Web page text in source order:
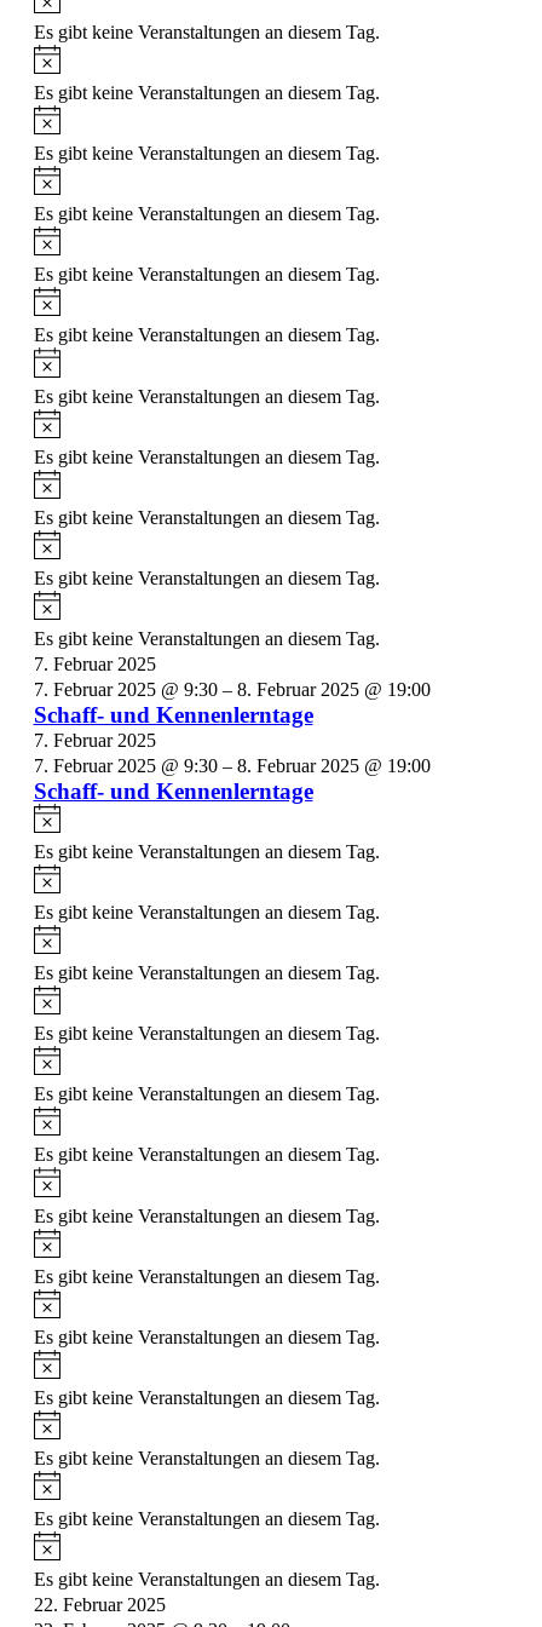
Es gibt keine Veranstaltungen an diesem Tag.
Hinweis
Es gibt keine Veranstaltungen an diesem Tag.
Hinweis
Es gibt keine Veranstaltungen an diesem Tag.
Hinweis
Es gibt keine Veranstaltungen an diesem Tag.
Hinweis
Es gibt keine Veranstaltungen an diesem Tag.
Hinweis
Es gibt keine Veranstaltungen an diesem Tag.
Hinweis
Es gibt keine Veranstaltungen an diesem Tag.
Hinweis
Es gibt keine Veranstaltungen an diesem Tag.
Hinweis
Es gibt keine Veranstaltungen an diesem Tag.
Hinweis
Es gibt keine Veranstaltungen an diesem Tag.
Hinweis
Es gibt keine Veranstaltungen an diesem Tag.
7. Februar 2025
7. Februar 2025 @ 9:30– 8. Februar 2025 @ 19:00
Schaff- und Kennenlerntage
7. Februar 2025
7. Februar 2025 @ 9:30– 8. Februar 2025 @ 19:00
Schaff- und Kennenlerntage
Hinweis
Es gibt keine Veranstaltungen an diesem Tag.
Hinweis
Es gibt keine Veranstaltungen an diesem Tag.
Hinweis
Es gibt keine Veranstaltungen an diesem Tag.
Hinweis
Es gibt keine Veranstaltungen an diesem Tag.
Hinweis
Es gibt keine Veranstaltungen an diesem Tag.
Hinweis
Es gibt keine Veranstaltungen an diesem Tag.
Hinweis
Es gibt keine Veranstaltungen an diesem Tag.
Hinweis
Es gibt keine Veranstaltungen an diesem Tag.
Hinweis
Es gibt keine Veranstaltungen an diesem Tag.
Hinweis
Es gibt keine Veranstaltungen an diesem Tag.
Hinweis
Es gibt keine Veranstaltungen an diesem Tag.
Hinweis
Es gibt keine Veranstaltungen an diesem Tag.
Hinweis
Es gibt keine Veranstaltungen an diesem Tag.
22. Februar 2025